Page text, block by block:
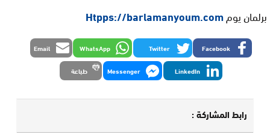
برلمان يومHtpps://barlamanyoum.com
Facebook
Twitter
WhatsApp
Email
LinkedIn
Messenger طباعة
رابط المشاركة :